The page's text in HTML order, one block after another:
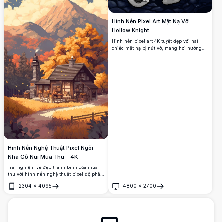
Hình Nền Nghệ Thuật Pixel Ngôi
Nhà Gỗ Núi Mùa Thu - 4K
Trải nghiệm vẻ đẹp thanh bình của mùa
thu với hình nền nghệ thuật pixel độ phân
cúng được đặt bên cạnh một ngọn núi
2304 × 4095
Mở
Hình Nền Pixel Art Mặt Nạ Vỡ
Hollow Knight
Hình nền pixel art 4K tuyệt đẹp với hai
chiếc mặt nạ bị nứt vỡ, mang hơi hướng
4800 × 2700
Mở